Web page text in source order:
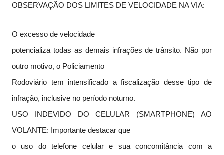
OBSERVAÇÃO DOS LIMITES DE VELOCIDADE NA VIA:
O excesso de velocidade
potencializa todas as demais infrações de trânsito. Não por
outro motivo, o Policiamento
Rodoviário tem intensificado a fiscalização desse tipo de
infração, inclusive no período noturno.
USO INDEVIDO DO CELULAR (SMARTPHONE) AO
VOLANTE: Importante destacar que
o uso do telefone celular e sua concomitância com a